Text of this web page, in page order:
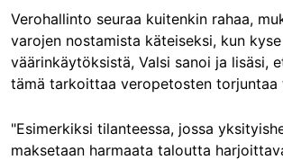
Verohallinto seuraa kuitenkin rahaa,
varojen nostamista käteiseksi, kun
väärinkäytöksistä, Valsi sanoi ja lisäsi,
tämä tarkoittaa veropetosten torjuntaa
"Esimerkiksi tilanteessa, jossa
maksetaan harmaata taloutta